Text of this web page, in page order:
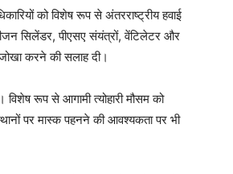
को विशेष रूप से अंतरराष्ट्रीय हवाई
सिलेंडर, पीएसए संयंत्रों, वेंटिलेटर और
करने की सलाह दी।
रूप से आगामी त्योहारी मौसम को
पर मास्क पहनने की आवश्यकता पर भी